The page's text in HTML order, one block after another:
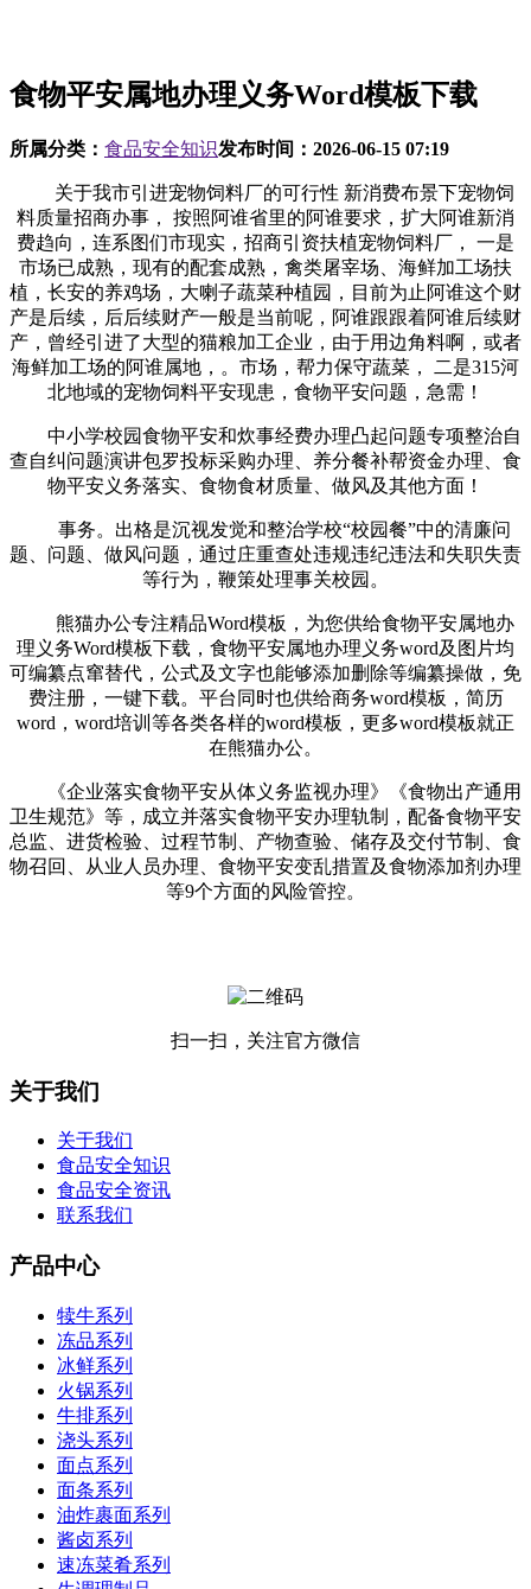
食物平安属地办理义务Word模板下载
所属分类： 食品安全知识发布时间： 2026-06-15 07:19
关于我市引进宠物饲料厂的可行性 新消费布景下宠物饲
料质量招商办事， 按照阿谁省里的阿谁要求，扩大阿谁新消
费趋向，连系图们市现实，招商引资扶植宠物饲料厂， 一是
市场已成熟，现有的配套成熟，禽类屠宰场、海鲜加工场扶
植，长安的养鸡场，大喇子蔬菜种植园，目前为止阿谁这个财
产是后续，后后续财产一般是当前呢，阿谁跟跟着阿谁后续财
产，曾经引进了大型的猫粮加工企业，由于用边角料啊，或者
海鲜加工场的阿谁属地，。市场，帮力保守蔬菜， 二是315河
北地域的宠物饲料平安现患，食物平安问题，急需！
中小学校园食物平安和炊事经费办理凸起问题专项整治自
查自纠问题演讲包罗投标采购办理、养分餐补帮资金办理、食
物平安义务落实、食物食材质量、做风及其他方面！
事务。出格是沉视发觉和整治学校“校园餐”中的清廉问
题、问题、做风问题，通过庄重查处违规违纪违法和失职失责
等行为，鞭策处理事关校园。
熊猫办公专注精品Word模板，为您供给食物平安属地办
理义务Word模板下载，食物平安属地办理义务word及图片均
可编纂点窜替代，公式及文字也能够添加删除等编纂操做，免
费注册，一键下载。平台同时也供给商务word模板，简历
word，word培训等各类各样的word模板，更多word模板就正
在熊猫办公。
《企业落实食物平安从体义务监视办理》《食物出产通用
卫生规范》等，成立并落实食物平安办理轨制，配备食物平安
总监、进货检验、过程节制、产物查验、储存及交付节制、食
物召回、从业人员办理、食物平安变乱措置及食物添加剂办理
等9个方面的风险管控。
扫一扫，关注官方微信
关于我们
关于我们
食品安全知识
食品安全资讯
联系我们
产品中心
犊牛系列
冻品系列
冰鲜系列
火锅系列
牛排系列
浇头系列
面点系列
面条系列
油炸裹面系列
酱卤系列
速冻菜肴系列